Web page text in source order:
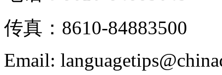
传真：8610-84883500
Email: